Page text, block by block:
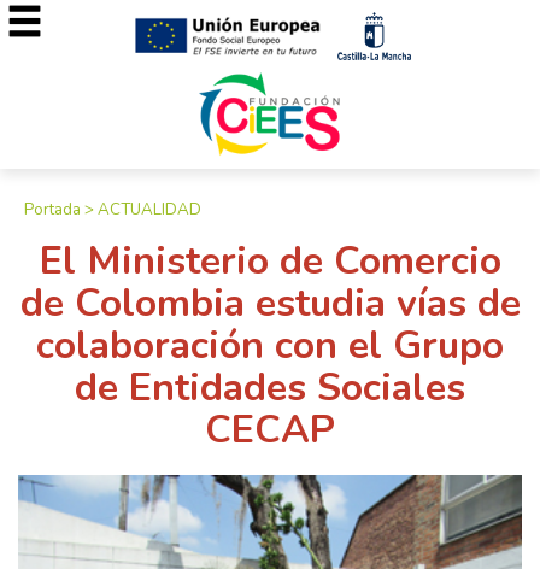
Portada >ACTUALIDAD
El Ministerio de Comercio
de Colombia estudia vías de
colaboración con el Grupo
de Entidades Sociales
CECAP